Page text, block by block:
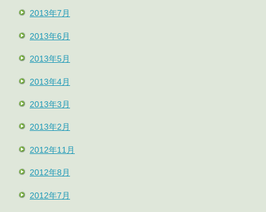
2013年7月
2013年6月
2013年5月
2013年4月
2013年3月
2013年2月
2012年11月
2012年8月
2012年7月